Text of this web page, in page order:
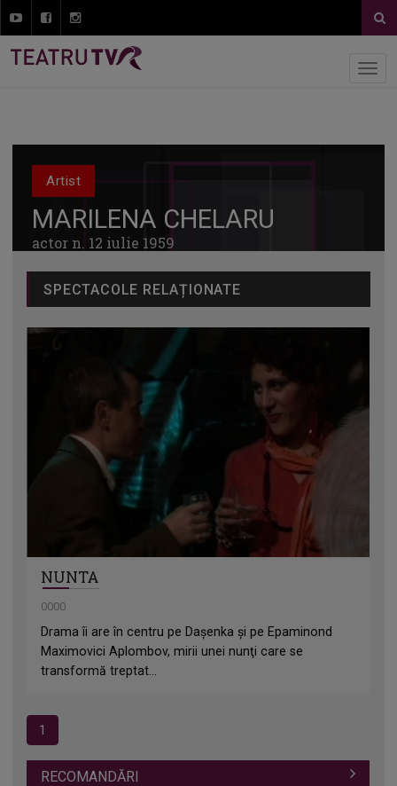
Artist
MARILENA CHELARU
actor n. 12 iulie 1959
SPECTACOLE RELAȚIONATE
NUNTA
0000
Drama îi are în centru pe Daşenka şi pe Epaminond
Maximovici Aplombov, mirii unei nunţi care se
transformă treptat...
1
RECOMANDĂRI